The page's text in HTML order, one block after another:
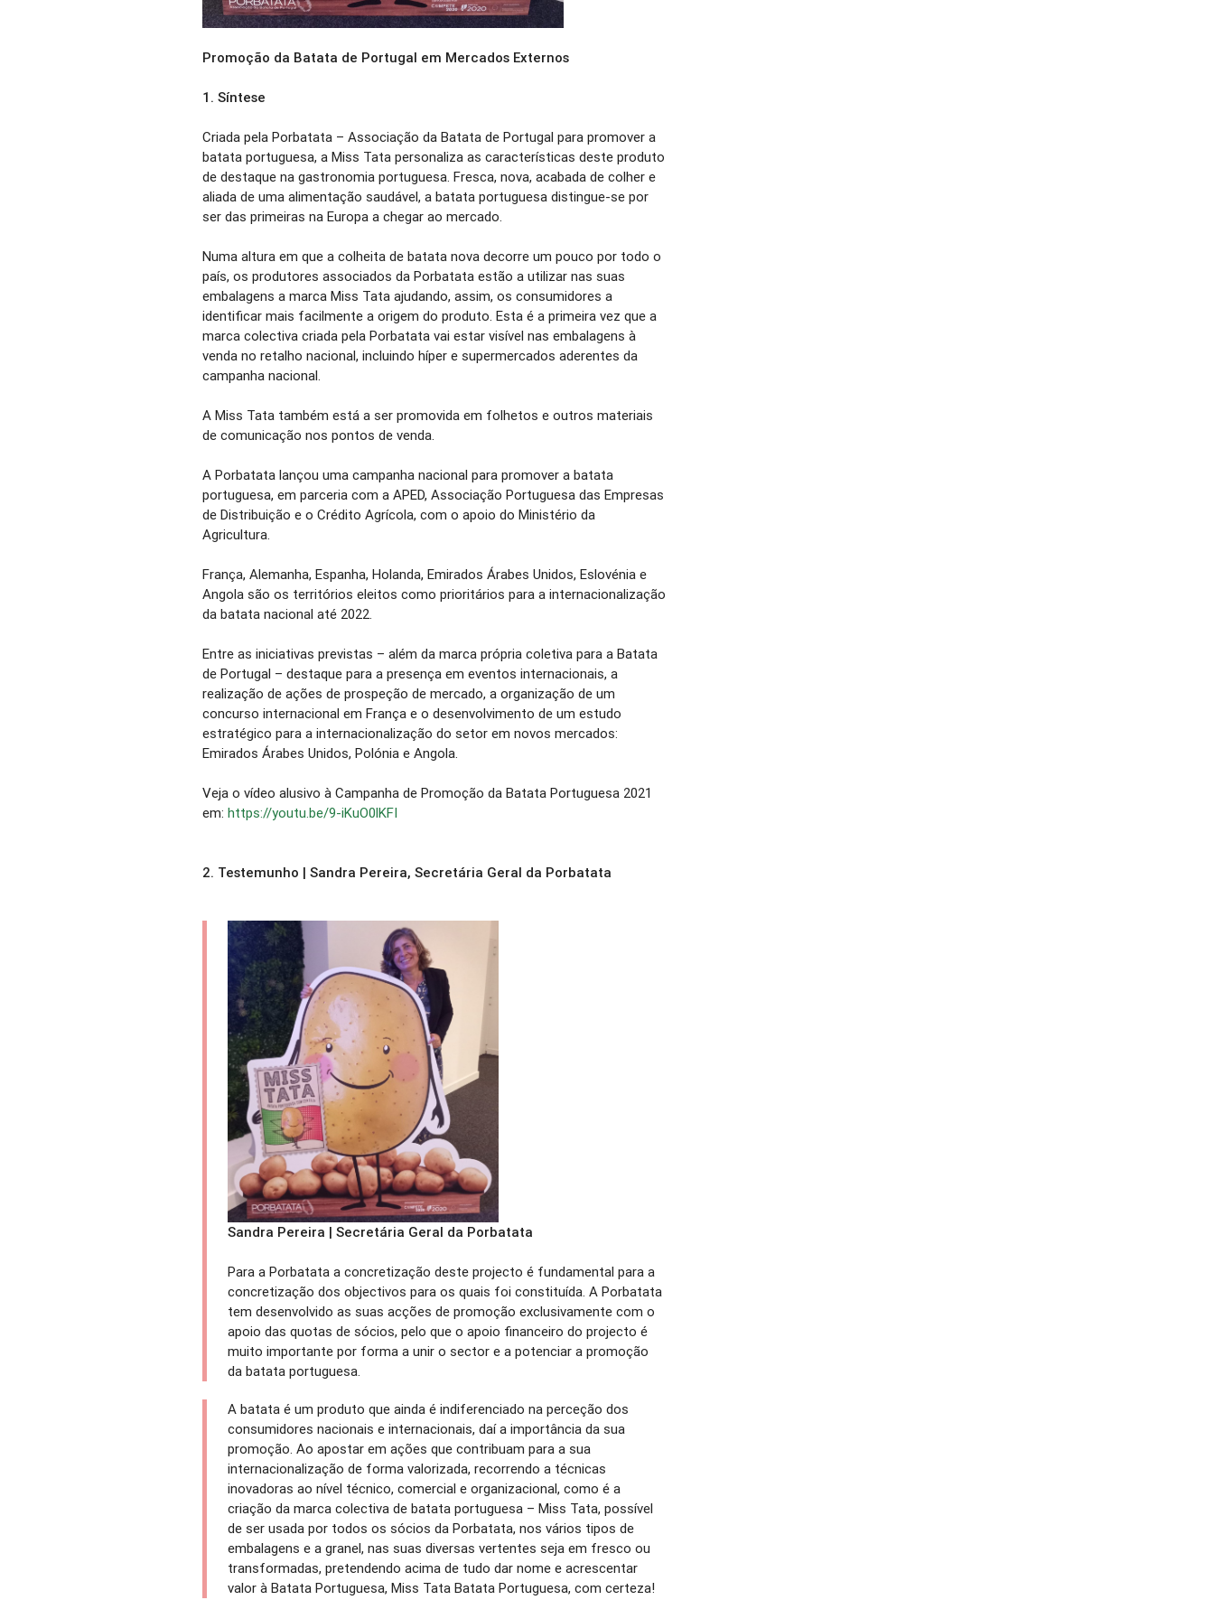
Promoção da Batata de Portugal em Mercados Externos
1. Síntese
Criada pela Porbatata – Associação da Batata de Portugal para promover a
batata portuguesa, a Miss Tata personaliza as características deste produto
de destaque na gastronomia portuguesa. Fresca, nova, acabada de colher e
aliada de uma alimentação saudável, a batata portuguesa distingue-se por
ser das primeiras na Europa a chegar ao mercado.
Numa altura em que a colheita de batata nova decorre um pouco por todo o
país, os produtores associados da Porbatata estão a utilizar nas suas
embalagens a marca Miss Tata ajudando, assim, os consumidores a
identificar mais facilmente a origem do produto. Esta é a primeira vez que a
marca colectiva criada pela Porbatata vai estar visível nas embalagens à
venda no retalho nacional, incluindo híper e supermercados aderentes da
campanha nacional.
A Miss Tata também está a ser promovida em folhetos e outros materiais
de comunicação nos pontos de venda.
A Porbatata lançou uma campanha nacional para promover a batata
portuguesa, em parceria com a APED, Associação Portuguesa das Empresas
de Distribuição e o Crédito Agrícola, com o apoio do Ministério da
Agricultura.
França, Alemanha, Espanha, Holanda, Emirados Árabes Unidos, Eslovénia e
Angola são os territórios eleitos como prioritários para a internacionalização
da batata nacional até 2022.
Entre as iniciativas previstas – além da marca própria coletiva para a Batata
de Portugal – destaque para a presença em eventos internacionais, a
realização de ações de prospeção de mercado, a organização de um
concurso internacional em França e o desenvolvimento de um estudo
estratégico para a internacionalização do setor em novos mercados:
Emirados Árabes Unidos, Polónia e Angola.
Veja o vídeo alusivo à Campanha de Promoção da Batata Portuguesa 2021
em:https://youtu.be/9-iKuO0lKFI
2. Testemunho | Sandra Pereira, Secretária Geral da Porbatata
Sandra Pereira | Secretária Geral da Porbatata
Para a Porbatata a concretização deste projecto é fundamental para a
concretização dos objectivos para os quais foi constituída. A Porbatata
tem desenvolvido as suas acções de promoção exclusivamente com o
apoio das quotas de sócios, pelo que o apoio financeiro do projecto é
muito importante por forma a unir o sector e a potenciar a promoção
da batata portuguesa.
A batata é um produto que ainda é indiferenciado na perceção dos
consumidores nacionais e internacionais, daí a importância da sua
promoção. Ao apostar em ações que contribuam para a sua
internacionalização de forma valorizada, recorrendo a técnicas
inovadoras ao nível técnico, comercial e organizacional, como é a
criação da marca colectiva de batata portuguesa – Miss Tata, possível
de ser usada por todos os sócios da Porbatata, nos vários tipos de
embalagens e a granel, nas suas diversas vertentes seja em fresco ou
transformadas, pretendendo acima de tudo dar nome e acrescentar
valor à Batata Portuguesa, Miss Tata Batata Portuguesa, com certeza!